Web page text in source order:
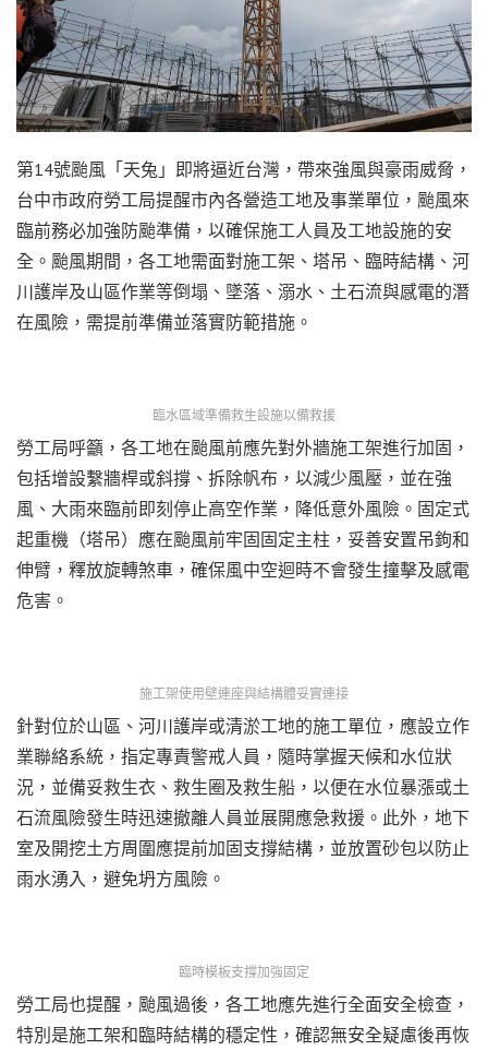
第14號颱風「天兔」即將逼近台灣，帶來強風與豪雨威脅，
台中市政府勞工局提醒市內各營造工地及事業單位，颱風來
臨前務必加強防颱準備，以確保施工人員及工地設施的安
全。颱風期間，各工地需面對施工架、塔吊、臨時結構、河
川護岸及山區作業等倒塌、墜落、溺水、土石流與感電的潛
在風險，需提前準備並落實防範措施。
臨水區域準備救生設施以備救援
勞工局呼籲，各工地在颱風前應先對外牆施工架進行加固，
包括增設繫牆桿或斜撐、拆除帆布，以減少風壓，並在強
風、大雨來臨前即刻停止高空作業，降低意外風險。固定式
起重機（塔吊）應在颱風前牢固固定主柱，妥善安置吊鉤和
伸臂，釋放旋轉煞車，確保風中空迴時不會發生撞擊及感電
危害。
施工架使用壁連座與結構體妥實連接
針對位於山區、河川護岸或清淤工地的施工單位，應設立作
業聯絡系統，指定專責警戒人員，隨時掌握天候和水位狀
況，並備妥救生衣、救生圈及救生船，以便在水位暴漲或土
石流風險發生時迅速撤離人員並展開應急救援。此外，地下
室及開挖土方周圍應提前加固支撐結構，並放置砂包以防止
雨水湧入，避免坍方風險。
臨時模板支撐加強固定
勞工局也提醒，颱風過後，各工地應先進行全面安全檢查，
特別是施工架和臨時結構的穩定性，確認無安全疑慮後再恢